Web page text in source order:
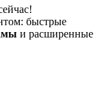
быстрые
и расширенные